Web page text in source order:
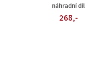
náhradní díl
268,-